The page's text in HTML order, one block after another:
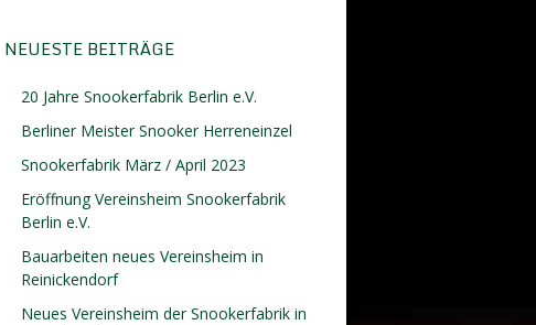
NEUESTE BEITRÄGE
20 Jahre Snookerfabrik Berlin e.V.
Berliner Meister Snooker Herreneinzel
Snookerfabrik März / April 2023
Eröffnung Vereinsheim Snookerfabrik
Berlin e.V.
Bauarbeiten neues Vereinsheim in
Reinickendorf
Neues Vereinsheim der Snookerfabrik in